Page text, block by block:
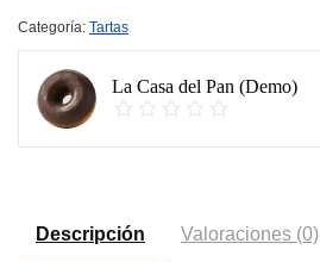
Categoría: Tartas
La Casa del Pan (Demo)
Descripción Valoraciones (0)